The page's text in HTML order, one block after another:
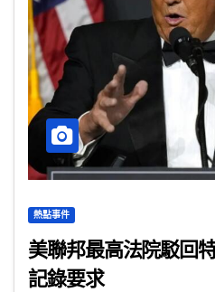
熱點事件
美聯邦最高法院駁回
記錄要求